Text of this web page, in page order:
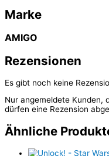
Marke
AMIGO
Rezensionen
Es gibt noch keine
Nur angemeldete Kunden,
dürfen eine Rezension
Ähnliche